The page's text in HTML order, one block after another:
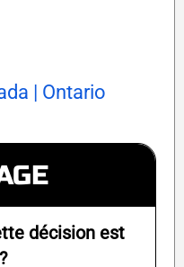
| Ontario
décision est